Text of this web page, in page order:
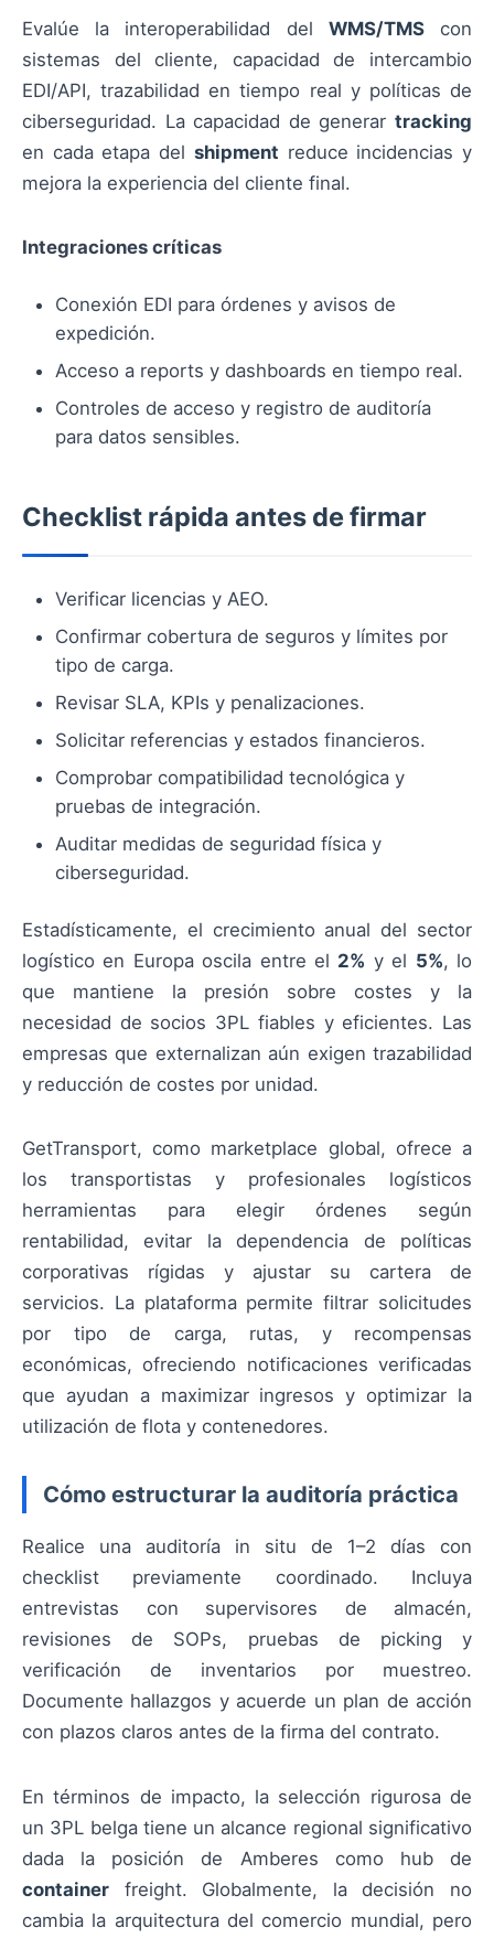
Evalúe la interoperabilidad del WMS/TMScon
sistemas del cliente, capacidad de intercambio
EDI/API, trazabilidad en tiempo real y políticas de
ciberseguridad. La capacidad de generar tracking
en cada etapa del shipment reduce incidencias y
mejora la experiencia del cliente final.
Integraciones críticas
Conexión EDI para órdenes y avisos de
expedición.
Acceso a reports y dashboards en tiempo real.
Controles de acceso y registro de auditoría
para datos sensibles.
Checklist rápida antes de firmar
Verificar licencias y AEO.
Confirmar cobertura de seguros y límites por
tipo de carga.
Revisar SLA, KPIs y penalizaciones.
Solicitar referencias y estados financieros.
Comprobar compatibilidad tecnológica y
pruebas de integración.
Auditar medidas de seguridad física y
ciberseguridad.
Estadísticamente, el crecimiento anual del sector
logístico en Europa oscila entre el 2% y el 5%, lo
que mantiene la presión sobre costes y la
necesidad de socios 3PL fiables y eficientes. Las
empresas que externalizan aún exigen trazabilidad
y reducción de costes por unidad.
GetTransport, como marketplace global, ofrece a
los transportistas y profesionales logísticos
herramientas para elegir órdenes según
rentabilidad, evitar la dependencia de políticas
corporativas rígidas y ajustar su cartera de
servicios. La plataforma permite filtrar solicitudes
por tipo de carga, rutas, y recompensas
económicas, ofreciendo notificaciones verificadas
que ayudan a maximizar ingresos y optimizar la
utilización de flota y contenedores.
Cómo estructurar la auditoría práctica
Realice una auditoría in situ de 1–2 días con
checklist previamente coordinado. Incluya
entrevistas con supervisores de almacén,
revisiones de SOPs, pruebas de picking y
verificación de inventarios por muestreo.
Documente hallazgos y acuerde un plan de acción
con plazos claros antes de la firma del contrato.
En términos de impacto, la selección rigurosa de
un 3PL belga tiene un alcance regional significativo
dada la posición de Amberes como hub de
container freight. Globalmente, la decisión no
cambia la arquitectura del comercio mundial, pero